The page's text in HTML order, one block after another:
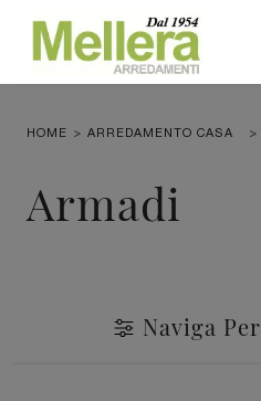
HOME > ARREDAMENTO CASA >
Armadi
Naviga Per